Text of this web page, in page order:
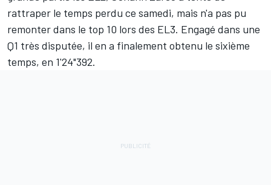
rattraper le temps perdu ce samedi, mais n'a pas pu
remonter dans le top 10 lors des EL3. Engagé dans une
Q1 très disputée, il en a finalement obtenu le sixième
temps, en 1'24"392.